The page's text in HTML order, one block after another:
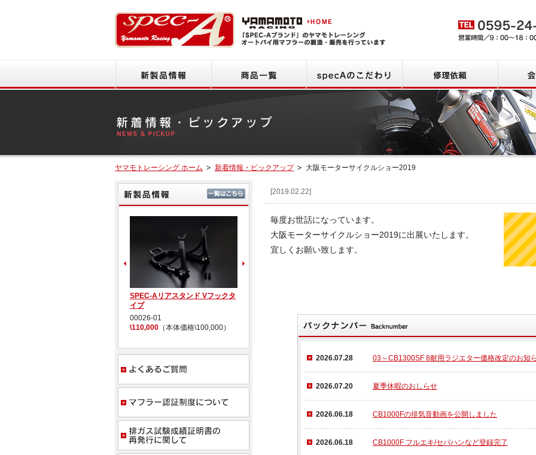
ヤマモトレーシング ホーム 新着情報・ピックアップ 大阪モーターサイクルショー2019
[2019.02.22]
毎度お世話になっています。
大阪モーターサイクルショー2019に出展いたします。
宜しくお願い致します。
2026.07.28 03～CB1300SF 8耐用ラジエター価格改定のお知
2026.07.20 夏季休暇のおしらせ
2026.06.18 CB1000Fの排気音動画を公開しました
2026.06.18 CB1000F フルエキ/セパハンなど登録完了
新製品情報
SPEC-Aリアスタンド Vフックタ
イプ
00026-01
\110,000 （本体価格\100,000） （本体価格\100,000）
よくあるご質問
排ガス試験成績証明書の再発行に関して